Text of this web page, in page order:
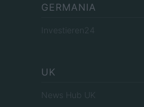
GERMANIA
Investieren24
UK
News Hub UK